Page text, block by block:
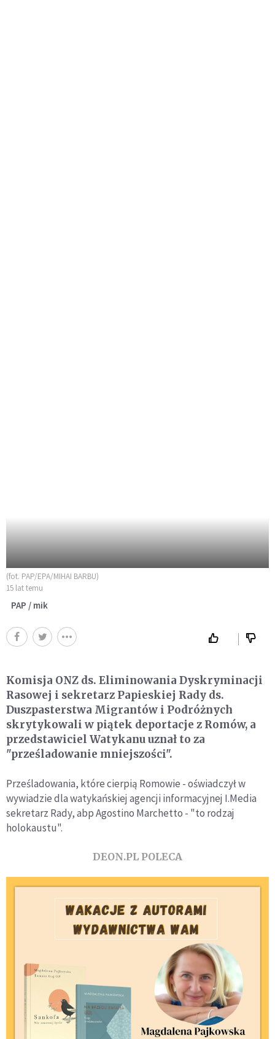
(fot. PAP/EPA/MIHAI BARBU)
15 lat temu
PAP / mik
Komisja ONZ ds. Eliminowania Dyskryminacji
Rasowej i sekretarz Papieskiej Rady ds.
Duszpasterstwa Migrantów i Podróżnych
skrytykowali w piątek deportacje z Romów, a
przedstawiciel Watykanu uznał to za
"prześladowanie mniejszości".
Prześladowania, które cierpią Romowie - oświadczył w
wywiadzie dla watykańskiej agencji informacyjnej I.Media
sekretarz Rady, abp Agostino Marchetto - "to rodzaj
holokaustu".
DEON.PL POLECA